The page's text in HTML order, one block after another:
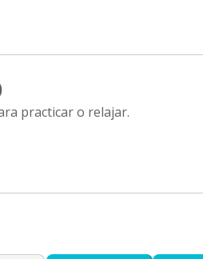
practicar o relajar.